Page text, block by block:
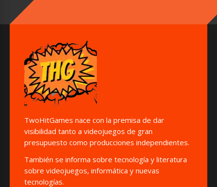
TwoHitGames nace con la premisa de dar
visibilidad tanto a videojuegos de gran
presupuesto como producciones independientes.
También se informa sobre tecnología y literatura
sobre videojuegos, informática y nuevas
tecnologías.